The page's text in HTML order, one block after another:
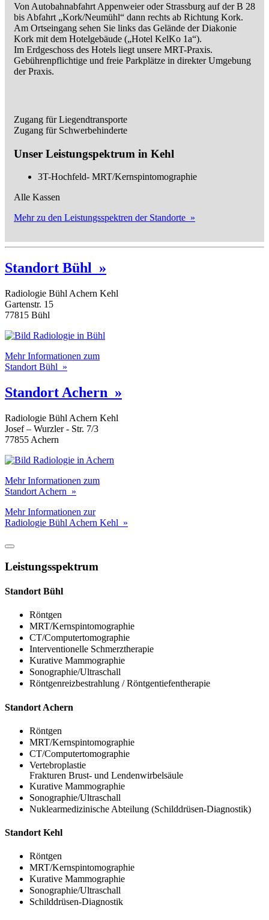
Von Autobahnabfahrt Appenweier oder Strassburg auf der B 28
bis Abfahrt „Kork/Neumühl“ dann rechts ab Richtung Kork.
Am Ortseingang sehen Sie links das Gelände der Diakonie
Kork mit dem Hotelgebäude („Hotel KelKo 1a“).
Im Erdgeschoss des Hotels liegt unsere MRT-Praxis.
Gebührenpflichtige und freie Parkplätze in direkter Umgebung
der Praxis.
Zugang für Liegendtransporte
Zugang für Schwerbehinderte
Unser Leistungspektrum in Kehl
3T-Hochfeld- MRT/Kernspintomographie
Alle Kassen
Mehr zu den Leistungsspektren der Standorte »
Standort Bühl »
Radiologie Bühl Achern Kehl
Gartenstr. 15
77815 Bühl
Mehr Informationen zum
Standort Bühl »
Standort Achern »
Radiologie Bühl Achern Kehl
Josef – Wurzler - Str. 7/3
77855 Achern
Mehr Informationen zum
Standort Achern »
Mehr Informationen zur
Radiologie Bühl Achern Kehl »
Leistungsspektrum
Standort Bühl
Röntgen
MRT/Kernspintomographie
CT/Computertomographie
Interventionelle Schmerz­therapie
Kurative Mammographie
Sonographie/Ultra­schall
Röntgen­reiz­bestrahlung / Röntgen­tiefen­therapie
Standort Achern
Röntgen
MRT/Kernspintomographie
CT/Computertomographie
Vertebroplastie
Frak­tu­ren Brust- und Lenden­wirbel­säule
Kurative Mammographie
Sonographie/Ultraschall
Nuklearmedizinische Abteilung (Schild­drüsen-Diagnostik)
Standort Kehl
Röntgen
MRT/Kernspintomographie
Kurative Mammographie
Sonographie/Ultraschall
Schild­drüsen-Diagnostik